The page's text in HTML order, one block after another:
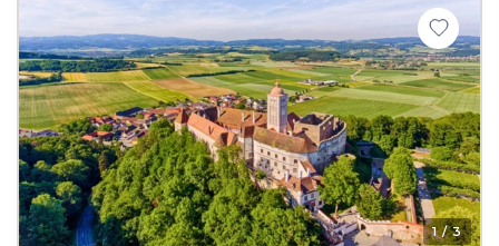
1/ 3